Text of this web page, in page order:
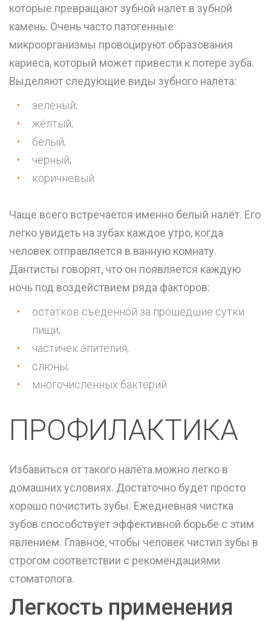
которые превращают зубной налёт в зубной
камень. Очень часто патогенные
микроорганизмы провоцируют образования
кариеса, который может привести к потере зуба.
Выделяют следующие виды зубного налёта:
зелёный;
жёлтый;
белый;
чёрный;
коричневый.
Чаще всего встречается именно белый налёт. Его
легко увидеть на зубах каждое утро, когда
человек отправляется в ванную комнату.
Дантисты говорят, что он появляется каждую
ночь под воздействием ряда факторов:
остатков съеденной за прошедшие сутки
пищи;
частичек эпителия;
слюны;
многочисленных бактерий.
ПРОФИЛАКТИКА
Избавиться от такого налёта можно легко в
домашних условиях. Достаточно будет просто
хорошо почистить зубы. Ежедневная чистка
зубов способствует эффективной борьбе с этим
явлением. Главное, чтобы человек чистил зубы в
строгом соответствии с рекомендациями
стоматолога.
Легкость применения